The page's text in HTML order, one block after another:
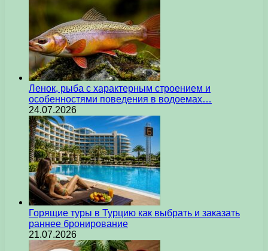
Ленок, рыба с характерным строением и
особенностями поведения в водоемах…
24.07.2026
Горящие туры в Турцию как выбрать и заказать
раннее бронирование
21.07.2026